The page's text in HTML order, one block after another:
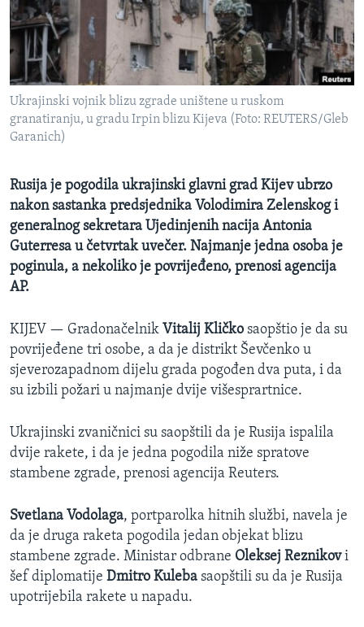
MAGAZIN
O GLASU AMERIKE
Learning English
PRATITE NAS
Jezici
Ukrajinski vojnik blizu zgrade uništene u ruskom
granatiranju, u gradu Irpin blizu Kijeva (Foto: REUTERS/Gleb
Garanich)
Rusija je pogodila ukrajinski glavni grad Kijev ubrzo
nakon sastanka predsjednika Volodimira Zelenskog i
generalnog sekretara Ujedinjenih nacija Antonia
Guterresa u četvrtak uvečer. Najmanje jedna osoba je
poginula, a nekoliko je povrijeđeno, prenosi agencija
AP.
KIJEV — Gradonačelnik Vitalij Kličko saopštio je da su
povrijeđene tri osobe, a da je distrikt Ševčenko u
sjeverozapadnom dijelu grada pogođen dva puta, i da
su izbili požari u najmanje dvije višesprartnice.
Ukrajinski zvaničnici su saopštili da je Rusija ispalila
dvije rakete, i da je jedna pogodila niže spratove
stambene zgrade, prenosi agencija Reuters.
Svetlana Vodolaga, portparolka hitnih službi, navela je
da je druga raketa pogodila jedan objekat blizu
stambene zgrade. Ministar odbrane Oleksej Reznikovi
šef diplomatije Dmitro Kuleba saopštili su da je Rusija
upotrijebila rakete u napadu.